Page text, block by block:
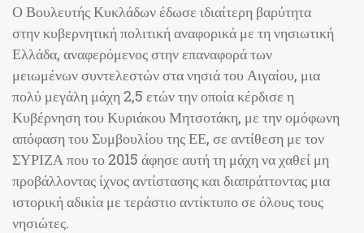
Ο Βουλευτής Κυκλάδων έδωσε ιδιαίτερη βαρύτητα
στην κυβερνητική πολιτική αναφορικά με τη νησιωτική
Ελλάδα, αναφερόμενος στην επαναφορά των
μειωμένων συντελεστών στα νησιά του Αιγαίου, μια
πολύ μεγάλη μάχη 2,5 ετών την οποία κέρδισε η
Κυβέρνηση του Κυριάκου Μητσοτάκη, με την ομόφωνη
απόφαση του Συμβουλίου της ΕΕ, σε αντίθεση με τον
ΣΥΡΙΖΑ που το 2015 άφησε αυτή τη μάχη να χαθεί μη
προβάλλοντας ίχνος αντίστασης και διαπράττοντας μια
ιστορική αδικία με τεράστιο αντίκτυπο σε όλους τους
νησιώτες.